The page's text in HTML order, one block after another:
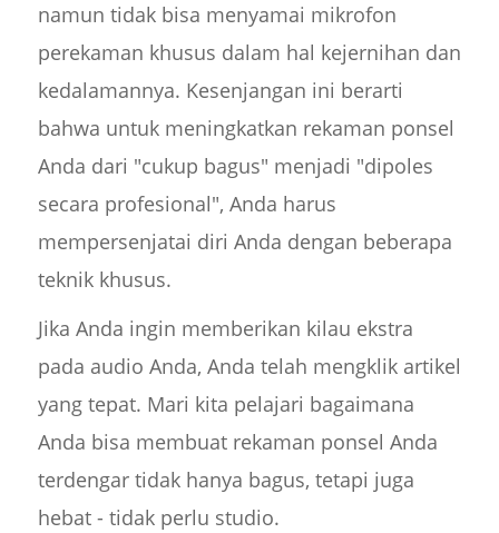
namun tidak bisa menyamai mikrofon
perekaman khusus dalam hal kejernihan dan
kedalamannya. Kesenjangan ini berarti
bahwa untuk meningkatkan rekaman ponsel
Anda dari "cukup bagus" menjadi "dipoles
secara profesional", Anda harus
mempersenjatai diri Anda dengan beberapa
teknik khusus.
Jika Anda ingin memberikan kilau ekstra
pada audio Anda, Anda telah mengklik artikel
yang tepat. Mari kita pelajari bagaimana
Anda bisa membuat rekaman ponsel Anda
terdengar tidak hanya bagus, tetapi juga
hebat - tidak perlu studio.